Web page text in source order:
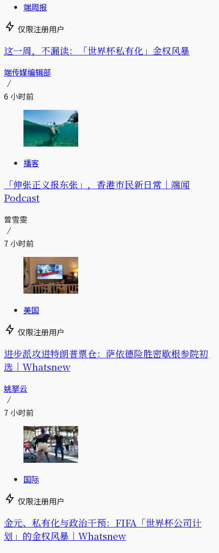
端周报
仅限注册用户
这一周，不漏读：「世界杯私有化」金权风暴
端传媒编辑部
6 小时前
播客
「伸张正义报东张」，香港市民新日常｜端闻
Podcast
曾雪雯
7 小时前
美国
仅限注册用户
进步派攻进特朗普票仓：萨依德险胜密歇根参院初
选｜Whatsnew
姚拏云
7 小时前
国际
仅限注册用户
金元、私有化与政治干预：FIFA「世界杯公司计
划」的金权风暴｜Whatsnew